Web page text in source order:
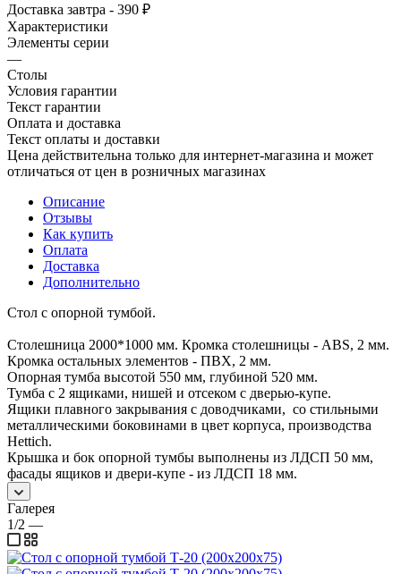
Доставка завтра - 390 ₽
Характеристики
Элементы серии
—
Столы
Условия гарантии
Текст гарантии
Оплата и доставка
Текст оплаты и доставки
Цена действительна только для интернет-магазина и может
отличаться от цен в розничных магазинах
Описание
Отзывы
Как купить
Оплата
Доставка
Дополнительно
Стол с опорной тумбой.
Столешница 2000*1000 мм. Кромка столешницы - ABS, 2 мм.
Кромка остальных элементов - ПВХ, 2 мм.
Опорная тумба высотой 550 мм, глубиной 520 мм.
Тумба с 2 ящиками, нишей и отсеком с дверью-купе.
Ящики плавного закрывания с доводчиками, со стильными
металлическими боковинами в цвет корпуса, производства
Hettich.
Крышка и бок опорной тумбы выполнены из ЛДСП 50 мм,
фасады ящиков и двери-купе - из ЛДСП 18 мм.
Галерея
1/2 —